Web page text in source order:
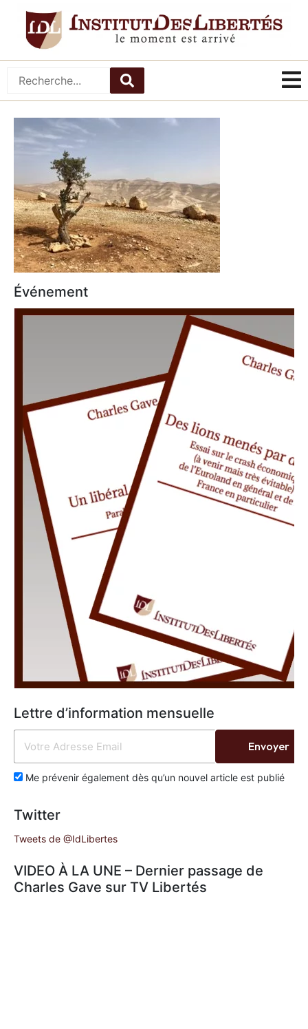
Événement
Lettre d’information mensuelle
Me prévenir également dès qu’un nouvel article est publié
Envoyer
Twitter
Tweets de @IdLibertes
VIDEO À LA UNE – Dernier passage de
Charles Gave sur TV Libertés